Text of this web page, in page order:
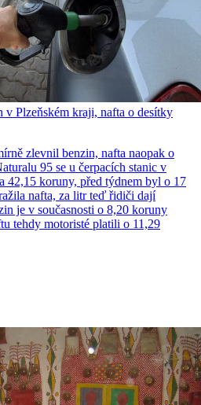
Plzeňském kraji, nafta o desítky
zlevnil benzin, nafta naopak o
95 se u čerpacích stanic v
42,15 koruny, před týdnem byl o 17
nafta, za litr teď řidiči dají
je v současnosti o 8,20 koruny
tehdy motoristé platili o 11,29